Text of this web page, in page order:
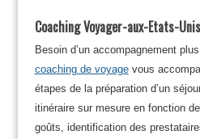
Coaching Voyager-aux-Etats-
Besoin d’un accompagnement
coaching de voyagevous
étapes de la préparation d’un
itinéraire sur mesure en fonction
goûts, identification des